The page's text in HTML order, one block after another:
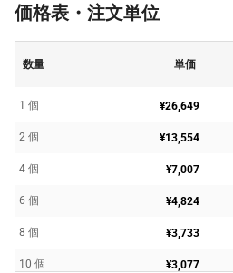
価格表・注文単位
数量 単価
1 個 ¥26,649
2 個 ¥13,554
4 個 ¥7,007
6 個 ¥4,824
8 個 ¥3,733
10 個 ¥3,077